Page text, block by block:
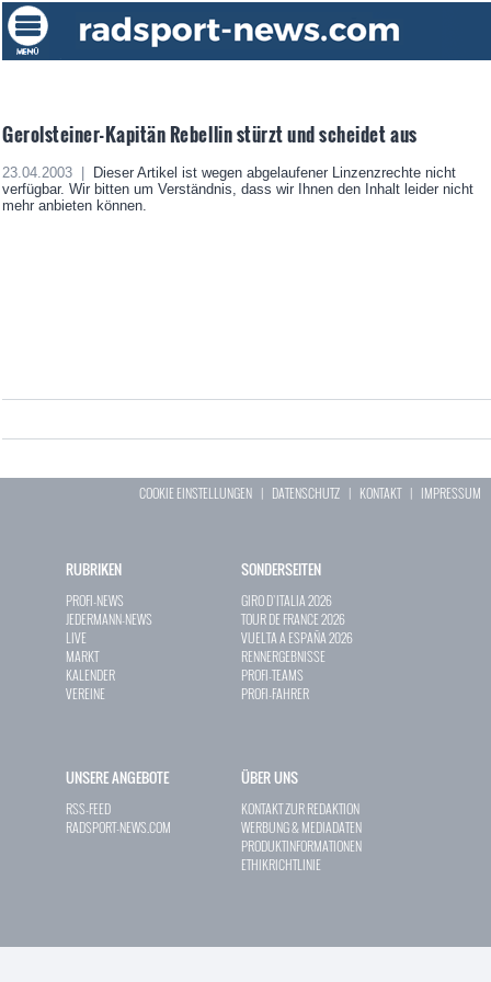
Gerolsteiner-Kapitän Rebellin stürzt und scheidet aus
23.04.2003 |
Dieser Artikel ist wegen abgelaufener Linzenzrechte nicht
verfügbar. Wir bitten um Verständnis, dass wir Ihnen den Inhalt leider nicht
mehr anbieten können.
COOKIE EINSTELLUNGEN | DATENSCHUTZ | KONTAKT| IMPRESSUM
RUBRIKEN
PROFI-NEWS
JEDERMANN-NEWS
LIVE
MARKT
KALENDER
VEREINE
SONDERSEITEN
GIRO D`ITALIA 2026
TOUR DE FRANCE 2026
VUELTA A ESPAÑA 2026
RENNERGEBNISSE
PROFI-TEAMS
PROFI-FAHRER
UNSERE ANGEBOTE
RSS-FEED
RADSPORT-NEWS.COM
ÜBER UNS
KONTAKT ZUR REDAKTION
WERBUNG & MEDIADATEN
PRODUKTINFORMATIONEN
ETHIKRICHTLINIE